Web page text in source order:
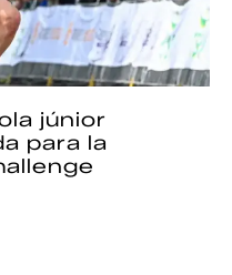
júnior
para la